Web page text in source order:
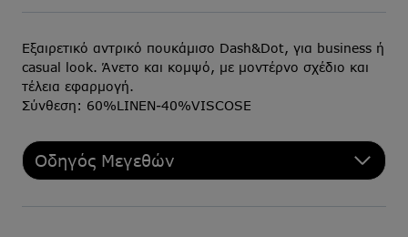
Εξαιρετικό αντρικό πουκάμισο Dash&Dot, για business ή
casual look. Άνετο και κομψό, με μοντέρνο σχέδιο και
τέλεια εφαρμογή.
Σύνθεση: 60%LINEN-40%VISCOSE
Οδηγός Μεγεθών